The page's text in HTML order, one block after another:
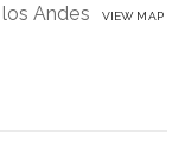
Andes VIEW MAP